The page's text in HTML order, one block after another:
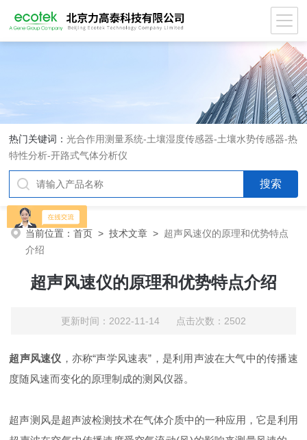
热门关键词：光合作用测量系统-土壤湿度传感器-土壤水势传感器-热
特性分析-开路式气体分析仪
当前位置：首页 >技术文章 > 超声风速仪的原理和优势特点
介绍
超声风速仪的原理和优势特点介绍
更新时间：2022-11-14 点击次数：2502
超声风速仪 ，亦称“声学风速表”，是利用声波在大气中的传播速
度随风速而变化的原理制成的测风仪器。
超声测风是超声波检测技术在气体介质中的一种应用，它是利用